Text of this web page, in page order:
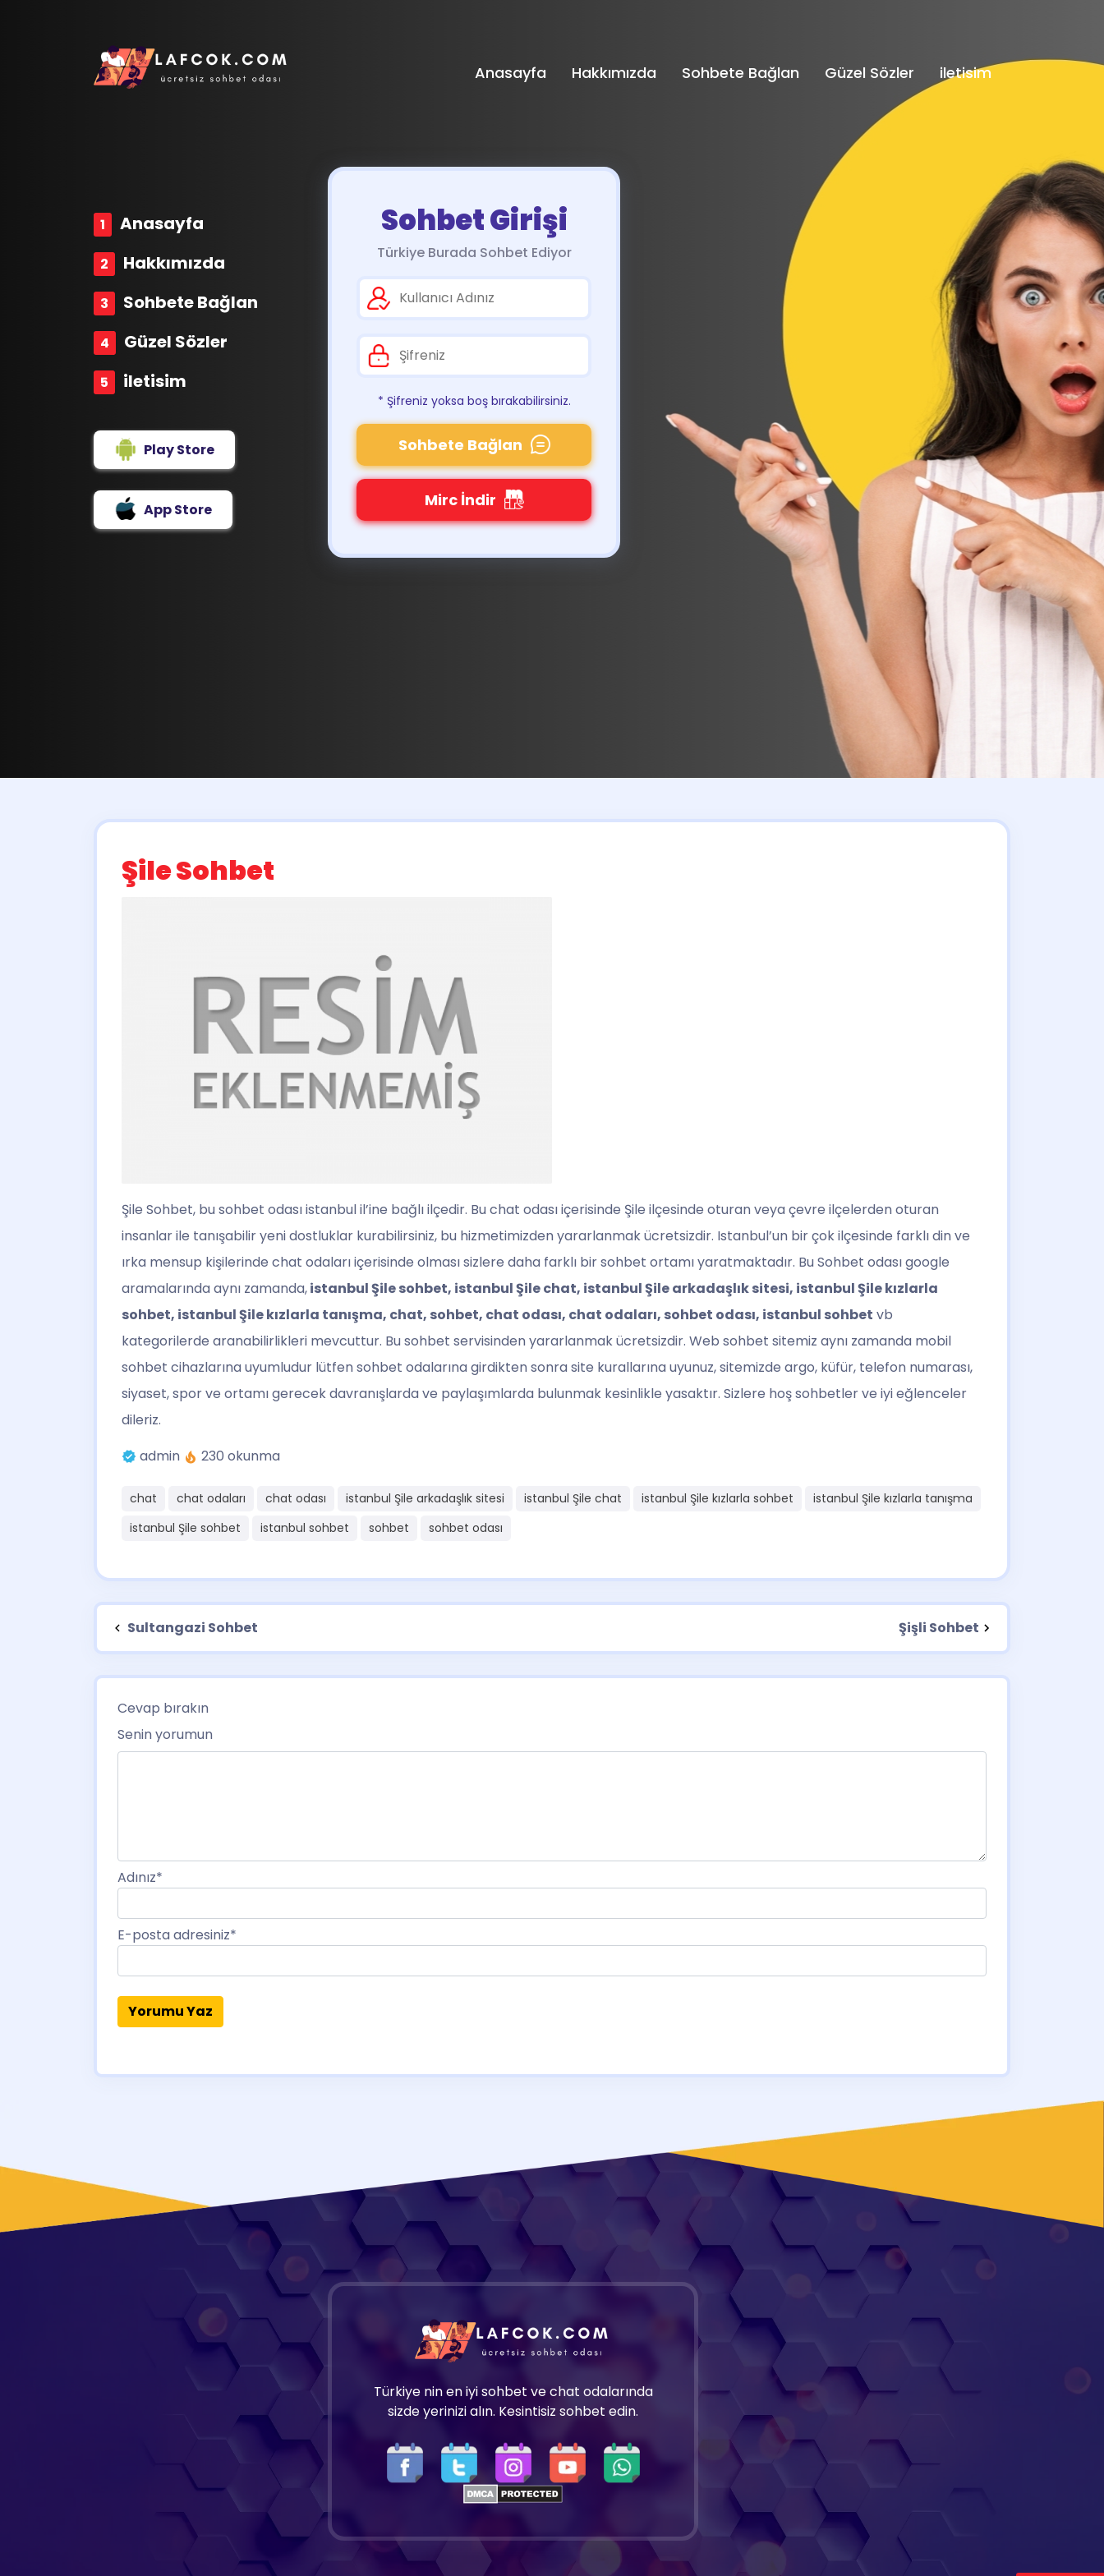
Anasayfa Hakkımızda Sohbete Bağlan Güzel Sözler iletisim
Anasayfa
Hakkımızda
Sohbete Bağlan
Güzel Sözler
iletisim
Play Store
App Store
Sohbet Girişi
Türkiye Burada Sohbet Ediyor
* Şifreniz yoksa boş bırakabilirsiniz.
Sohbete Bağlan
Mirc İndir
Şile Sohbet
Şile Sohbet, bu sohbet odası istanbul il’ine bağlı ilçedir. Bu chat odası içerisinde Şile ilçesinde oturan veya çevre ilçelerden oturan
insanlar ile tanışabilir yeni dostluklar kurabilirsiniz, bu hizmetimizden yararlanmak ücretsizdir. Istanbul’un bir çok ilçesinde farklı din ve
ırka mensup kişilerinde chat odaları içerisinde olması sizlere daha farklı bir sohbet ortamı yaratmaktadır. Bu Sohbet odası google
aramalarında aynı zamanda,istanbul Şile sohbet, istanbul Şile chat, istanbul Şile arkadaşlık sitesi, istanbul Şile kızlarla
sohbet, istanbul Şile kızlarla tanışma, chat, sohbet, chat odası, chat odaları, sohbet odası, istanbul sohbet vb
kategorilerde aranabilirlikleri mevcuttur. Bu sohbet servisinden yararlanmak ücretsizdir. Web sohbet sitemiz aynı zamanda mobil
sohbet cihazlarına uyumludur lütfen sohbet odalarına girdikten sonra site kurallarına uyunuz, sitemizde argo, küfür, telefon numarası,
siyaset, spor ve ortamı gerecek davranışlarda ve paylaşımlarda bulunmak kesinlikle yasaktır. Sizlere hoş sohbetler ve iyi eğlenceler
dileriz.
admin
230 okunma
chat chat odaları chat odası istanbul Şile arkadaşlık sitesi istanbul Şile chat istanbul Şile kızlarla sohbet
istanbul Şile kızlarla tanışma
istanbul Şile sohbet
istanbul sohbet sohbet sohbet odası
Sultangazi Sohbet Şişli Sohbet
Cevap bırakın
Senin yorumun
Adınız*
E-posta adresiniz*
Türkiye nin en iyi sohbet ve chat odalarında
sizde yerinizi alın. Kesintisiz sohbet edin.